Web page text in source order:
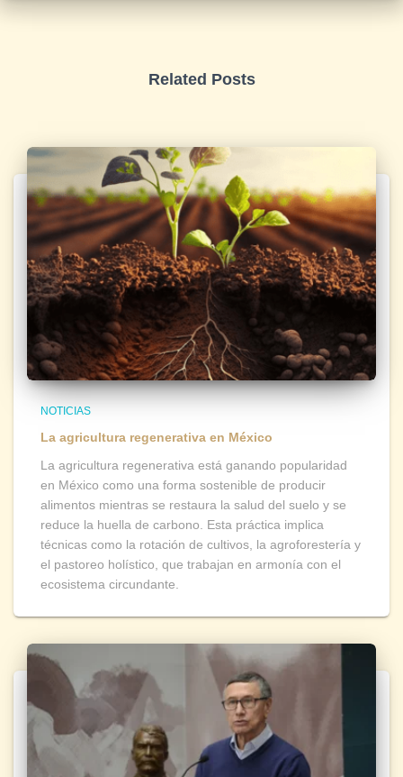
Related Posts
NOTICIAS
La agricultura regenerativa en México
La agricultura regenerativa está ganando popularidad
en México como una forma sostenible de producir
alimentos mientras se restaura la salud del suelo y se
reduce la huella de carbono. Esta práctica implica
técnicas como la rotación de cultivos, la agroforestería y
el pastoreo holístico, que trabajan en armonía con el
ecosistema circundante.